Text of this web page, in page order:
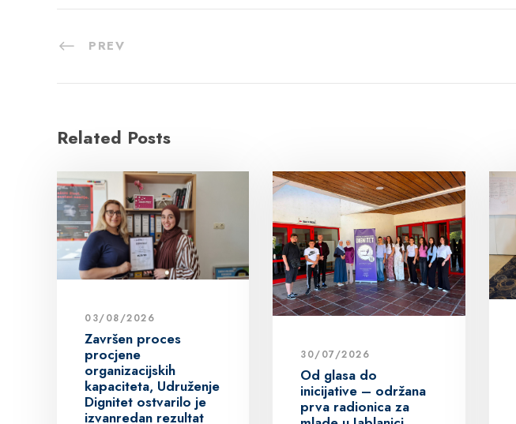
PREV
Related Posts
03/08/2026
Završen proces
procjene
organizacijskih
kapaciteta, Udruženje
Dignitet ostvarilo je
izvanredan rezultat
30/07/2026
Od glasa do
inicijative – održana
prva radionica za